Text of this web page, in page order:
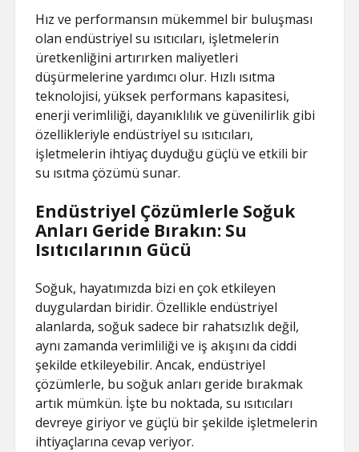
Hız ve performansın mükemmel bir buluşması
olan endüstriyel su ısıtıcıları, işletmelerin
üretkenliğini artırırken maliyetleri
düşürmelerine yardımcı olur. Hızlı ısıtma
teknolojisi, yüksek performans kapasitesi,
enerji verimliliği, dayanıklılık ve güvenilirlik gibi
özellikleriyle endüstriyel su ısıtıcıları,
işletmelerin ihtiyaç duyduğu güçlü ve etkili bir
su ısıtma çözümü sunar.
Endüstriyel Çözümlerle Soğuk
Anları Geride Bırakın: Su
Isıtıcılarının Gücü
Soğuk, hayatımızda bizi en çok etkileyen
duygulardan biridir. Özellikle endüstriyel
alanlarda, soğuk sadece bir rahatsızlık değil,
aynı zamanda verimliliği ve iş akışını da ciddi
şekilde etkileyebilir. Ancak, endüstriyel
çözümlerle, bu soğuk anları geride bırakmak
artık mümkün. İşte bu noktada, su ısıtıcıları
devreye giriyor ve güçlü bir şekilde işletmelerin
ihtiyaçlarına cevap veriyor.